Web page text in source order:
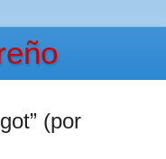
(por